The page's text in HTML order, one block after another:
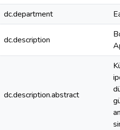
dc.department
dc.description
dc.description.abstract